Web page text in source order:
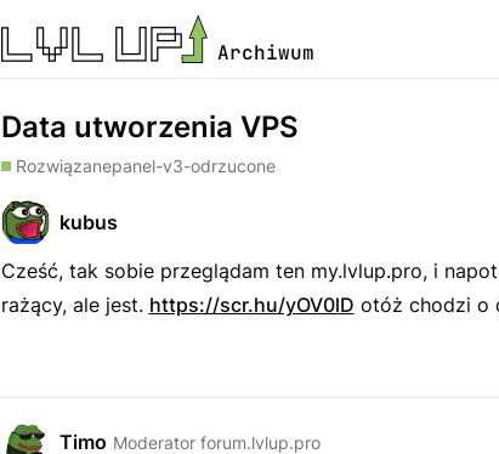
Archiwum
Data utworzenia VPS
Rozwiązanepanel-v3-odrzucone
kubus
Cześć, tak sobie przeglądam ten my.lvlup.pro, i
rażący, ale jest. https://scr.hu/yOV0lD otóż chodzi o
Timo Moderator forum.lvlup.pro